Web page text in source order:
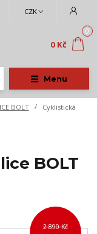
Menu
CZK
0
0 Kč
BOLT
Cyklistická
BOLT
2 890 Kč